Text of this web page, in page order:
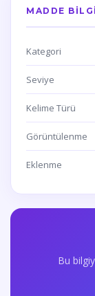
MADDE
Kategori
Seviye
Kelime Türü
Görüntülenme
Eklenme
Bu